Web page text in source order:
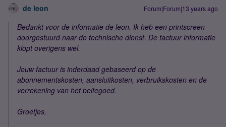
de leon Forum|Forum|13 years ago
Bedankt voor de informatie de leon. Ik heb een printscreen
doorgestuurd naar de technische dienst. De factuur informatie
klopt overigens wel.
Jouw factuur is inderdaad gebaseerd op de
abonnementskosten, aansluitkosten, verbruikskosten en de
verrekening van het beltegoed.
Groetjes,